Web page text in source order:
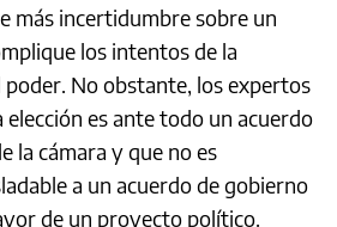
más incertidumbre sobre un
los intentos de la
poder. No obstante, los expertos
es ante todo un acuerdo
la cámara y que no es
a un acuerdo de gobierno
de un proyecto político.